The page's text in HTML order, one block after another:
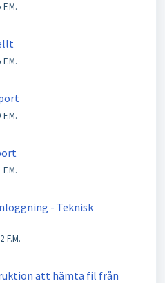
- Teknisk
F.M.
att hämta fil från